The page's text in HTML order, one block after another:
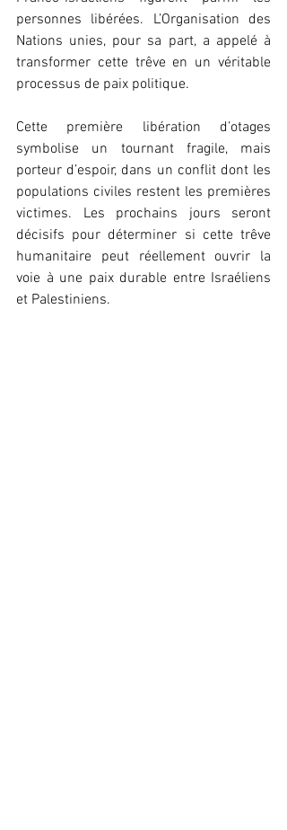
personnes libérées. L’Organisation des
Nations unies, pour sa part, a appelé à
transformer cette trêve en un véritable
processus de paix politique.
Cette première libération d’otages
symbolise un tournant fragile, mais
porteur d’espoir, dans un conflit dont les
populations civiles restent les premières
victimes. Les prochains jours seront
décisifs pour déterminer si cette trêve
humanitaire peut réellement ouvrir la
voie à une paix durable entre Israéliens
et Palestiniens.